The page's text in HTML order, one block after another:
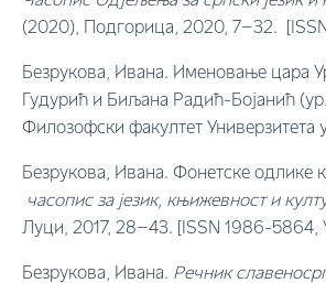
(2020), Подгорица, 2020, 7–32.
Безрукова, Ивана. Именовање цара
Гудурић и Биљана Радић-Бојанић
Филозофски факултет
Безрукова, Ивана. Фонетске одлике
часопис за језик, књижевност и
Луци, 2017, 28–43. [ISSN 1986-5864,
Безрукова, Ивана. Речник